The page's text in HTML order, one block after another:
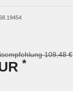
109,48 €
*